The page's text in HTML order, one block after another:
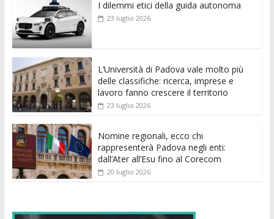
b
o
o
k
er l s
p
e
er
di e di
I dilemmi etici della guida autonoma
23 luglio 2026
L’Università di Padova vale molto più
delle classifiche: ricerca, imprese e
lavoro fanno crescere il territorio
23 luglio 2026
Nomine regionali, ecco chi
rappresenterà Padova negli enti:
dall’Ater all’Esu fino al Corecom
20 luglio 2026